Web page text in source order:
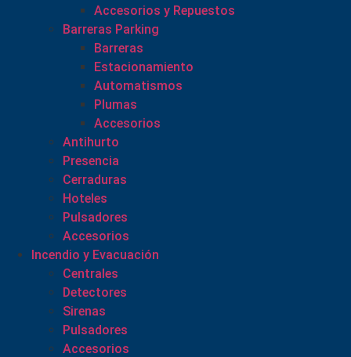
Accesorios y Repuestos
Barreras Parking
Barreras
Estacionamiento
Automatismos
Plumas
Accesorios
Antihurto
Presencia
Cerraduras
Hoteles
Pulsadores
Accesorios
Incendio y Evacuación
Centrales
Detectores
Sirenas
Pulsadores
Accesorios